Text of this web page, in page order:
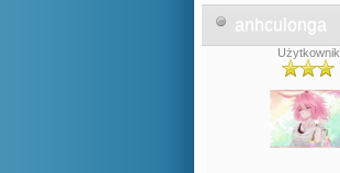
anhculonga
Użytkownik